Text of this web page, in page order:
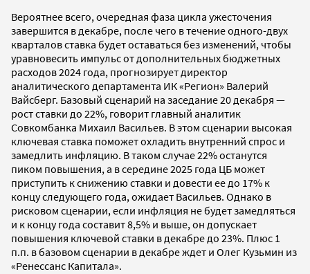
Вероятнее всего, очередная фаза цикла ужесточения
завершится в декабре, после чего в течение одного-двух
кварталов ставка будет оставаться без изменений, чтобы
уравновесить импульс от дополнительных бюджетных
расходов 2024 года, прогнозирует директор
аналитического департамента ИК «Регион» Валерий
Вайсберг. Базовый сценарий на заседание 20 декабря —
рост ставки до 22%, говорит главный аналитик
Совкомбанка Михаил Васильев. В этом сценарии высокая
ключевая ставка поможет охладить внутренний спрос и
замедлить инфляцию. В таком случае 22% останутся
пиком повышения, а в середине 2025 года ЦБ может
приступить к снижению ставки и довести ее до 17% к
концу следующего года, ожидает Васильев. Однако в
рисковом сценарии, если инфляция не будет замедляться
и к концу года составит 8,5% и выше, он допускает
повышения ключевой ставки в декабре до 23%. Плюс 1
п.п. в базовом сценарии в декабре ждет и Олег Кузьмин из
«Ренессанс Капитала».